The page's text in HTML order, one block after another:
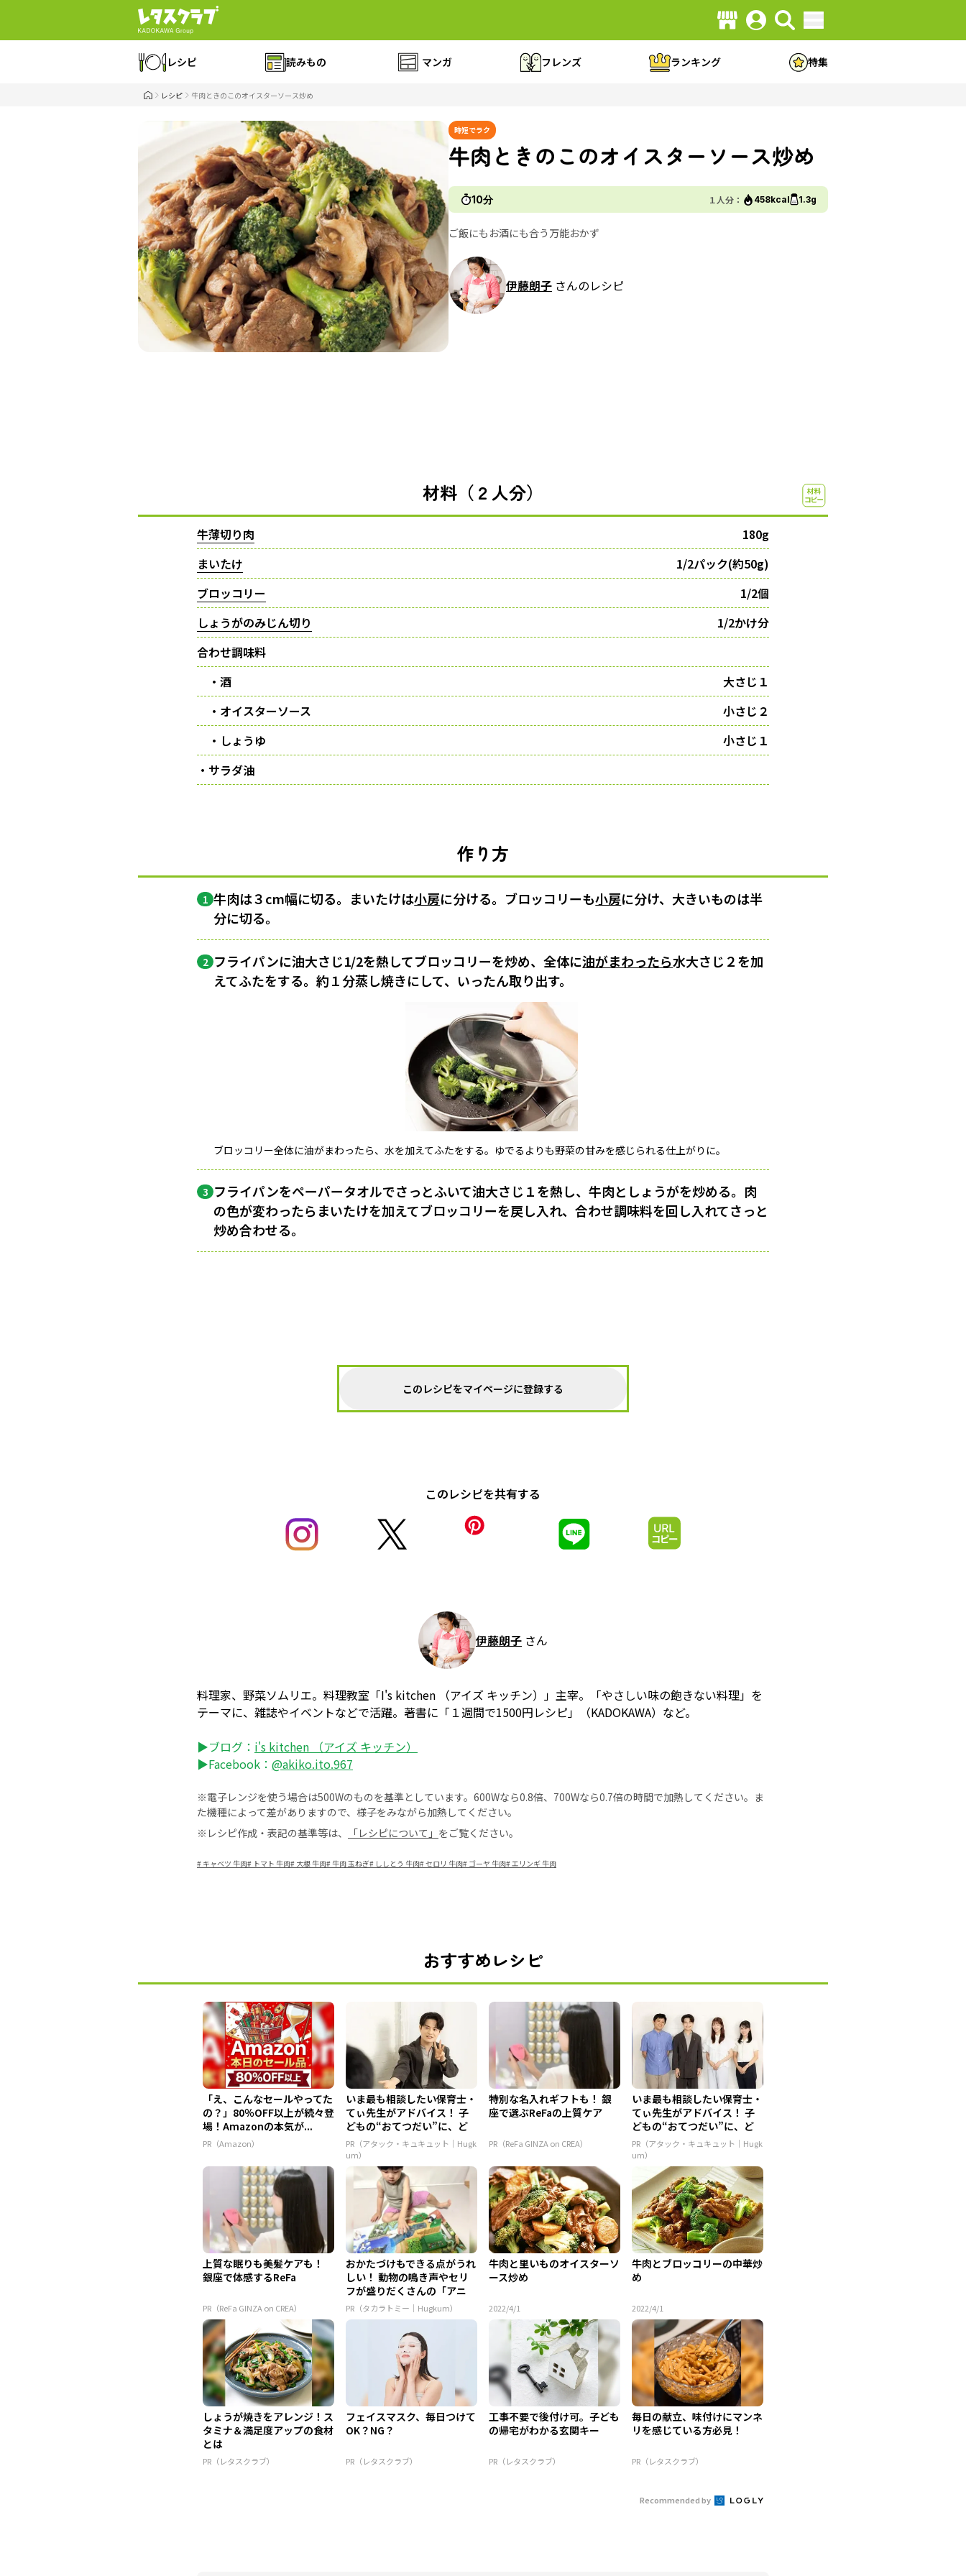
レシピ 読みもの マンガ フレンズ ランキング 特集
レシピ 牛肉ときのこのオイスターソース炒め
時短でラク
牛肉ときのこのオイスターソース炒め
10分 １人分： 458kcal 1.3g
ご飯にもお酒にも合う万能おかず
伊藤朗子 さんのレシピ
材料（２人分）
牛薄切り肉
180g
まいたけ
1/2パック(約50g)
ブロッコリー
1/2個
しょうがのみじん切り
1/2かけ分
合わせ調味料
・酒
大さじ１
・オイスターソース
小さじ２
・しょうゆ
小さじ１
・サラダ油
作り方
1 牛肉は３cm幅に切る。まいたけは小房に分ける。ブロッコリーも小房に分け、大きいものは半
分に切る。
2 フライパンに油大さじ1/2を熱してブロッコリーを炒め、全体に油がまわったら水大さじ２を加
えてふたをする。約１分蒸し焼きにして、いったん取り出す。
ブロッコリー全体に油がまわったら、水を加えてふたをする。ゆでるよりも野菜の甘みを感じられる仕上がりに。
3 フライパンをペーパータオルでさっとふいて油大さじ１を熱し、牛肉としょうがを炒める。肉
の色が変わったらまいたけを加えてブロッコリーを戻し入れ、合わせ調味料を回し入れてさっと
炒め合わせる。
このレシピをマイページに登録する
このレシピを共有する
伊藤朗子 さん
料理家、野菜ソムリエ。料理教室「I's kitchen （アイズ キッチン）」主宰。「やさしい味の飽きない料理」を
テーマに、雑誌やイベントなどで活躍。著書に「１週間で1500円レシピ」（KADOKAWA）など。
▶ブログ： i's kitchen （アイズ キッチン）
▶Facebook： @akiko.ito.967
※電子レンジを使う場合は500Wのものを基準としています。600Wなら0.8倍、700Wなら0.7倍の時間で加熱してください。ま
た機種によって差がありますので、様子をみながら加熱してください。
※レシピ作成・表記の基準等は、
「レシピについて」 をご覧ください。
# キャベツ 牛肉# トマト 牛肉# 大根 牛肉#牛肉 玉ねぎ# ししとう 牛肉#セロリ 牛肉# ゴーヤ 牛肉#エリンギ 牛肉
おすすめレシピ
「え、こんなセールやってた
の？」80％OFF以上が続々登
場！Amazonの本気が...
PR（Amazon）
いま最も相談したい保育士・
てぃ先生がアドバイス！ 子
どもの“おてつだい”に、ど
ん...
PR（アタック・キュキュット｜Hugk
um）
特別な名入れギフトも！ 銀
座で選ぶReFaの上質ケア
PR（ReFa GINZA on CREA）
いま最も相談したい保育士・
てぃ先生がアドバイス！ 子
どもの“おてつだい”に、ど
ん...
PR（アタック・キュキュット｜Hugk
um）
上質な眠りも美髪ケアも！
銀座で体感するReFa
PR（ReFa GINZA on CREA）
おかたづけもできる点がうれ
しい！ 動物の鳴き声やセリ
フが盛りだくさんの「アニ
ア ...
PR（タカラトミー｜Hugkum）
牛肉と里いものオイスターソ
ース炒め
2022/4/1
牛肉とブロッコリーの中華炒
め
2022/4/1
しょうが焼きをアレンジ！ス
タミナ＆満足度アップの食材
とは
PR（レタスクラブ）
フェイスマスク、毎日つけて
OK？NG？
PR（レタスクラブ）
工事不要で後付け可。子ども
の帰宅がわかる玄関キー
PR（レタスクラブ）
毎日の献立、味付けにマンネ
リを感じている方必見！
PR（レタスクラブ）
Recommended by